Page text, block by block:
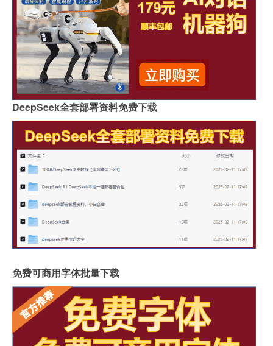
DeepSeek全套部署资料免费下载
免费可商用字体批量下载